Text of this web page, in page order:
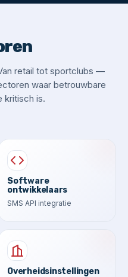
retail tot sportclubs —
waar betrouwbare
kritisch is.
Software
ontwikkelaars
SMS API integratie
Overheidsinstellingen